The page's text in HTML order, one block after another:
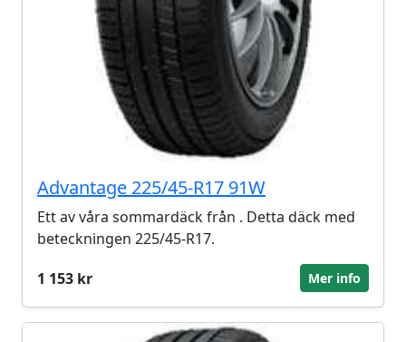
Advantage 225/45-R17 91W
Ett av våra sommardäck från . Detta däck med
beteckningen 225/45-R17.
1 153 kr
Mer info